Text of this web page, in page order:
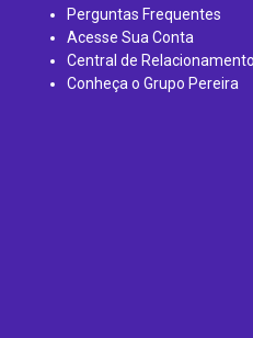
Perguntas Frequentes
Acesse Sua Conta
Central de Relacionamento
Conheça o Grupo Pereira